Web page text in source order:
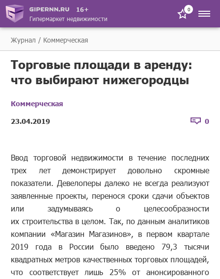
16+
Гипермаркет недвижимости
0
Журнал Коммерческая
Торговые площади в аренду:
что выбирают нижегородцы
Коммерческая
23.04.2019
0
Ввод торговой недвижимости в течение последних
трех лет демонстрирует довольно скромные
показатели. Девелоперы далеко не всегда реализуют
заявленные проекты, перенося сроки сдачи объектов
или задумываясь о целесообразности
их строительства в целом. Так, по данным аналитиков
компании «Магазин Магазинов», в первом квартале
2019 года в России было введено 79,3 тысячи
квадратных метров качественных торговых площадей,
что соответствует лишь 25% от анонсированного